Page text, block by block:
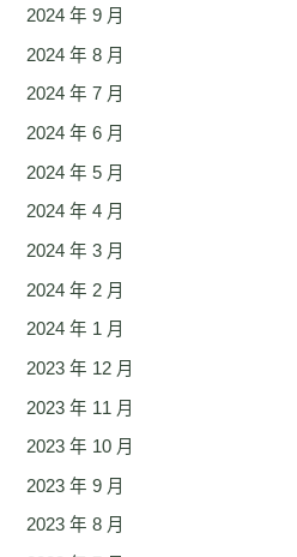
2024 年 9 月
2024 年 8 月
2024 年 7 月
2024 年 6 月
2024 年 5 月
2024 年 4 月
2024 年 3 月
2024 年 2 月
2024 年 1 月
2023 年 12 月
2023 年 11 月
2023 年 10 月
2023 年 9 月
2023 年 8 月